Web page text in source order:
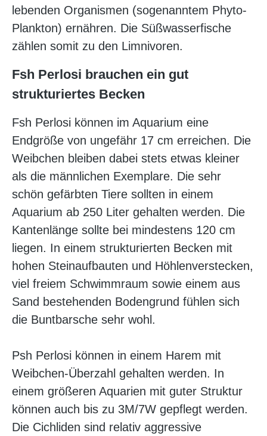
lebenden Organismen (sogenanntem Phyto-
Plankton) ernähren. Die Süßwasserfische
zählen somit zu den Limnivoren.
Fsh Perlosi brauchen ein gut
strukturiertes Becken
Fsh Perlosi können im Aquarium eine
Endgröße von ungefähr 17 cm erreichen. Die
Weibchen bleiben dabei stets etwas kleiner
als die männlichen Exemplare. Die sehr
schön gefärbten Tiere sollten in einem
Aquarium ab 250 Liter gehalten werden. Die
Kantenlänge sollte bei mindestens 120 cm
liegen. In einem strukturierten Becken mit
hohen Steinaufbauten und Höhlenverstecken,
viel freiem Schwimmraum sowie einem aus
Sand bestehenden Bodengrund fühlen sich
die Buntbarsche sehr wohl.
Psh Perlosi können in einem Harem mit
Weibchen-Überzahl gehalten werden. In
einem größeren Aquarien mit guter Struktur
können auch bis zu 3M/7W gepflegt werden.
Die Cichliden sind relativ aggressive